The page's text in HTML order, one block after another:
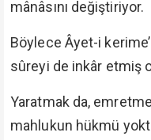
mânâsını değiştiriyor.
Böylece Âyet-i
sûreyi de inkâr etmiş
Yaratmak da,
mahlukun hükmü